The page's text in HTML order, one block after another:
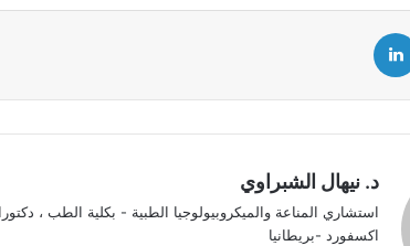
د. نيهال الشبراوي
استشاري المناعة والميكروبيولوجيا الطبية - بكلية الطب ،
اكسفورد -بريطانيا